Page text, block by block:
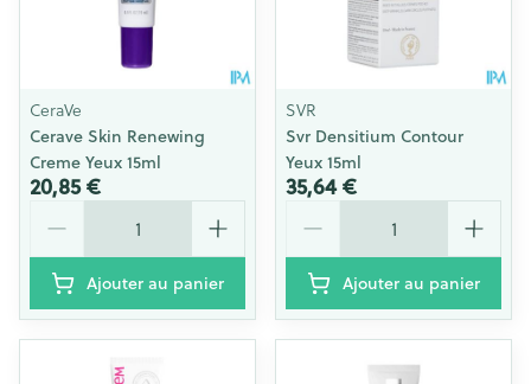
CeraVe
Cerave Skin Renewing
Creme Yeux 15ml
20,85 €
Ajouter au panier
SVR
Svr Densitium Contour
Yeux 15ml
35,64 €
Ajouter au panier